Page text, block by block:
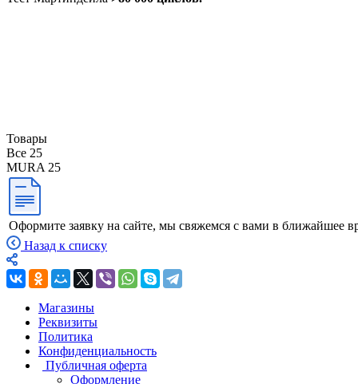
Товары
Все 25
MURA 25
Оформите заявку на сайте, мы свяжемся с вами в ближайшее
Назад к списку
Магазины
Реквизиты
Политика
Конфиденциальность
Публичная оферта
Оформление